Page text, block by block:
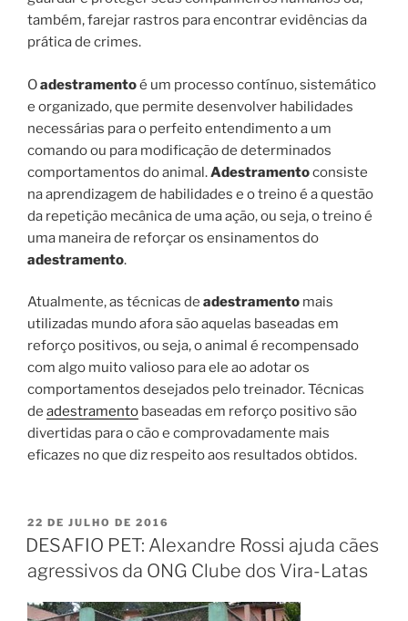
também, farejar rastros para encontrar evidências da
prática de crimes.
Oadestramentoé um processo contínuo, sistemático
e organizado, que permite desenvolver habilidades
necessárias para o perfeito entendimento a um
comando ou para modificação de determinados
comportamentos do animal.Adestramentoconsiste
na aprendizagem de habilidades e o treino é a questão
da repetição mecânica de uma ação, ou seja, o treino é
uma maneira de reforçar os ensinamentos do
adestramento.
Atualmente, as técnicas de adestramento mais
utilizadas mundo afora são aquelas baseadas em
reforço positivos, ou seja, o animal é recompensado
com algo muito valioso para ele ao adotar os
comportamentos desejados pelo treinador. Técnicas
de adestramento baseadas em reforço positivo são
divertidas para o cão e comprovadamente mais
eficazes no que diz respeito aos resultados obtidos.
22 DE JULHO DE 2016
DESAFIO PET: Alexandre Rossi ajuda cães
agressivos da ONG Clube dos Vira-Latas